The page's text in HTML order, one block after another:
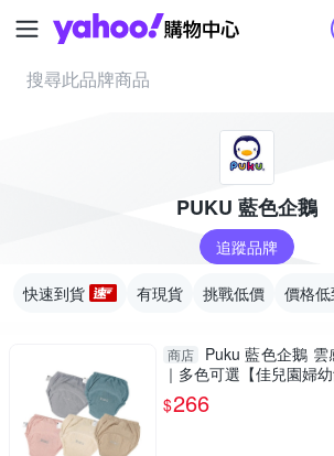
Yahoo購物
PUKU 藍色企鵝
追蹤品牌
快速到貨 有現貨 挑戰低價 價格
商店
Puku 藍色企鵝
｜多色可選【佳兒園婦幼
$266